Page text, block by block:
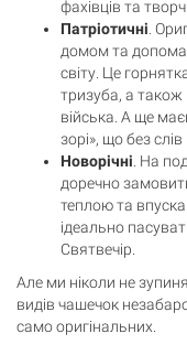
фахівців та
Патріотичні .
домом та
світу. Це
тризуба, а
війська. А ще
зорі», що без
Новорічні . На
доречно
теплою та
ідеально
Святвечір.
Але ми ніколи не
видів чашечок
само оригінальних.